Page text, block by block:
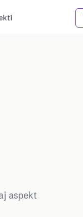
aspekt